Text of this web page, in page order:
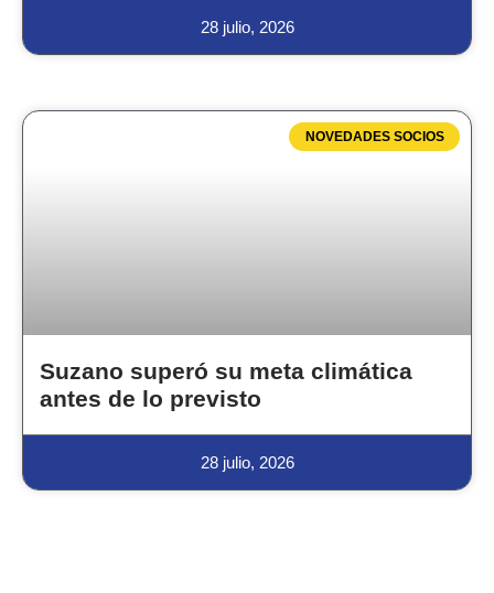
28 julio, 2026
NOVEDADES SOCIOS
Suzano superó su meta climática
antes de lo previsto
28 julio, 2026